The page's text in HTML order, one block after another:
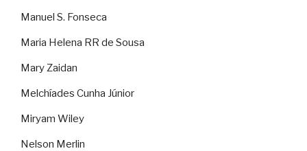
Manuel S. Fonseca
Maria Helena RR de Sousa
Mary Zaidan
Melchíades Cunha Júnior
Miryam Wiley
Nelson Merlin